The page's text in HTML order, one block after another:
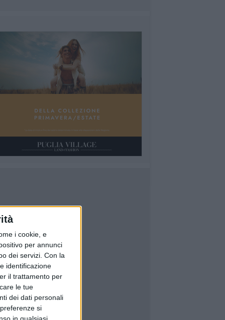
i cookie, e
per annunci
dei servizi. Con la
identificazione
il trattamento per
le tue
dei dati personali
si